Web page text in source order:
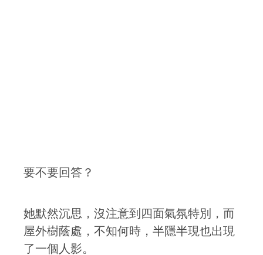
要不要回答？
她默然沉思，沒注意到四面氣氛特別，而
屋外樹蔭處，不知何時，半隱半現也出現
了一個人影。